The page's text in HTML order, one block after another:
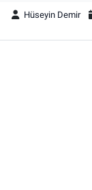
Hüseyin Demir